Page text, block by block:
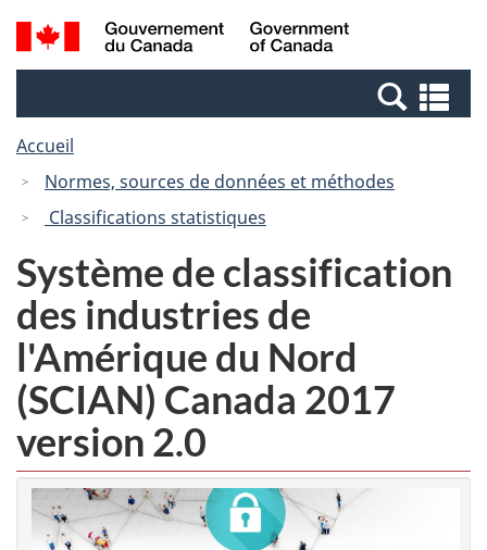
Passer
au
Passer
à
Canada
Recherche
et
et
Accueil
Normes, sources de données et méthodes
Classifications statistiques
Système de classification
des industries de
l'Amérique du Nord
(SCIAN) Canada 2017
version 2.0